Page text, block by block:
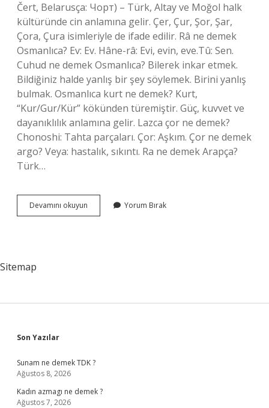
Čert, Belarusça: Чорт) – Türk, Altay ve Moğol halk
kültüründe cin anlamına gelir. Çer, Çur, Şor, Şar,
Çora, Çura isimleriyle de ifade edilir. Râ ne demek
Osmanlıca? Ev: Ev. Hâne-râ: Evi, evin, eve.Tû: Sen.
Cuhud ne demek Osmanlıca? Bilerek inkar etmek.
Bildiğiniz halde yanlış bir şey söylemek. Birini yanlış
bulmak. Osmanlıca kurt ne demek? Kurt,
“Kur/Gur/Kür” kökünden türemiştir. Güç, kuvvet ve
dayanıklılık anlamına gelir. Lazca çor ne demek?
Chonoshi: Tahta parçaları. Çor: Aşkım. Çor ne demek
argo? Veya: hastalık, sıkıntı. Ra ne demek Arapça?
Türk…
Devamını okuyun
Ne
Yorum Bırak
Sitemap
Sidebar
Son Yazılar
Sunam ne demek TDK ?
Ağustos 8, 2026
Kadın azmagı ne demek ?
Ağustos 7, 2026